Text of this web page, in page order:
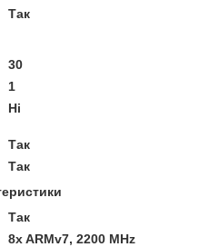
Так
30
1
Ні
Так
Так
Так
8x ARMv7, 2200 MHz